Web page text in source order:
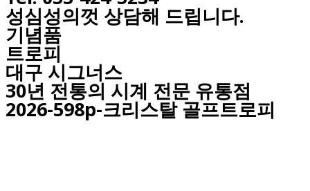
성심성의껏 상담해 드립니다.
기념품
트로피
대구 시그너스
30년 전통의 시계 전문 유통점
2026-598p-크리스탈 골프트로피